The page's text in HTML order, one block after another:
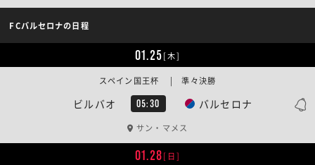
FCバルセロナの日程
01.25[木]
ビルバオ 05:30 バルセロナ
スペイン国王杯 | 準々決勝
サン・マメス
01.28[日]